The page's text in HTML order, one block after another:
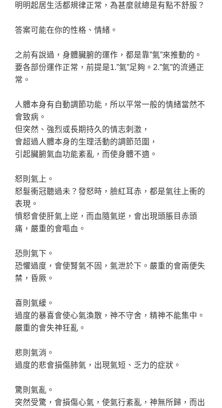
明明起居生活都規律正常，為甚麼就總是有點不舒服？
答案可能在你的性格、情緒。
之前有說過，身體臟腑的運作，都是靠”氣”來推動的。
要各部份運作正常，前提是1.”氣”足夠。2.”氣”的流通正
常。
人體本身有自動調節功能，所以平常一般的情緒當然不
會致病。
但突然、強烈或長期持久的情志刺激，
會超過人體本身的生理活動的調節范圍，
引起臟腑氣血功能紊亂，而使身體不適。
怒則氣上。
怒髮衝冠聽過未？發怒時，臉紅耳赤，都是氣往上衝的
表現。
憤怒會使肝氣上逆，而血隨氣逆，會出現頭脹目赤頭
痛，嚴重的會嘔血。
恐則氣下。
恐懼過度，會使腎氣不固，氣泄於下。嚴重的會兩便失
禁，昏厥。
喜則氣緩。
過度的暴喜會使心氣渙散，神不守舍，精神不能集中。
嚴重的會失神狂亂。
悲則氣消。
過度的悲會損傷肺氣，出現氣短、乏力的症狀。
驚則氣亂。
突然受驚，會損傷心氣，使氣行紊亂，神無所歸，而出